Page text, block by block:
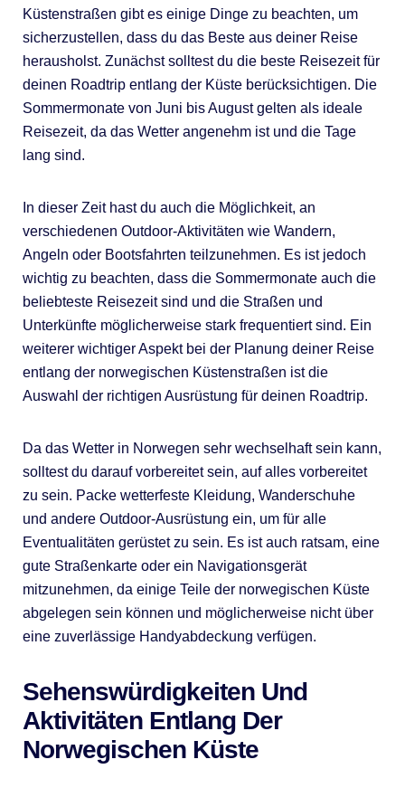
Küstenstraßen gibt es einige Dinge zu beachten, um
sicherzustellen, dass du das Beste aus deiner Reise
herausholst. Zunächst solltest du die beste Reisezeit für
deinen Roadtrip entlang der Küste berücksichtigen. Die
Sommermonate von Juni bis August gelten als ideale
Reisezeit, da das Wetter angenehm ist und die Tage
lang sind.
In dieser Zeit hast du auch die Möglichkeit, an
verschiedenen Outdoor-Aktivitäten wie Wandern,
Angeln oder Bootsfahrten teilzunehmen. Es ist jedoch
wichtig zu beachten, dass die Sommermonate auch die
beliebteste Reisezeit sind und die Straßen und
Unterkünfte möglicherweise stark frequentiert sind. Ein
weiterer wichtiger Aspekt bei der Planung deiner Reise
entlang der norwegischen Küstenstraßen ist die
Auswahl der richtigen Ausrüstung für deinen Roadtrip.
Da das Wetter in Norwegen sehr wechselhaft sein kann,
solltest du darauf vorbereitet sein, auf alles vorbereitet
zu sein. Packe wetterfeste Kleidung, Wanderschuhe
und andere Outdoor-Ausrüstung ein, um für alle
Eventualitäten gerüstet zu sein. Es ist auch ratsam, eine
gute Straßenkarte oder ein Navigationsgerät
mitzunehmen, da einige Teile der norwegischen Küste
abgelegen sein können und möglicherweise nicht über
eine zuverlässige Handyabdeckung verfügen.
Sehenswürdigkeiten Und
Aktivitäten Entlang Der
Norwegischen Küste